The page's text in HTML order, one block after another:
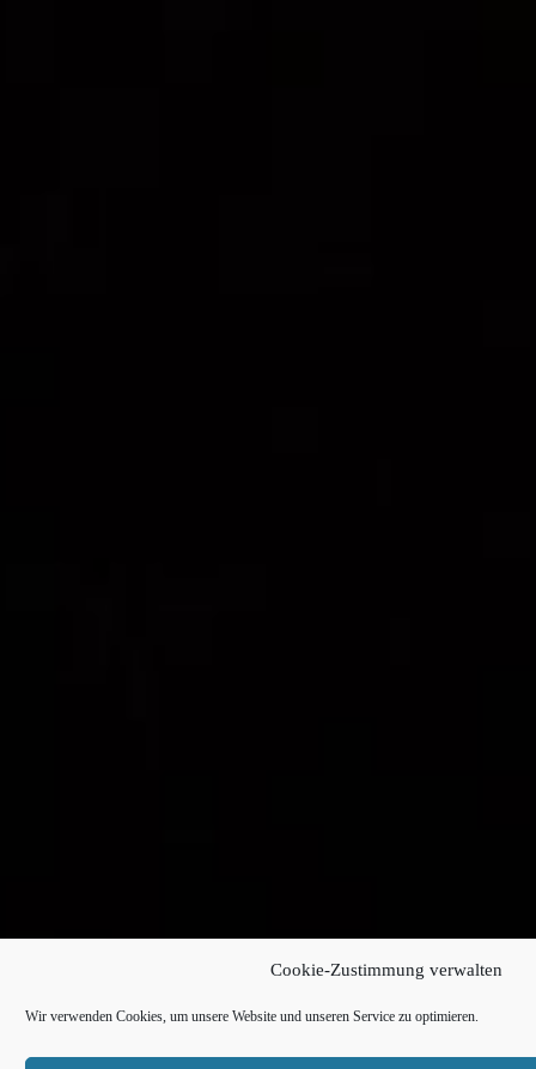
Cookie-Zustimmung verwalten
Wir verwenden Cookies, um unsere Website und unseren Service zu optimieren.